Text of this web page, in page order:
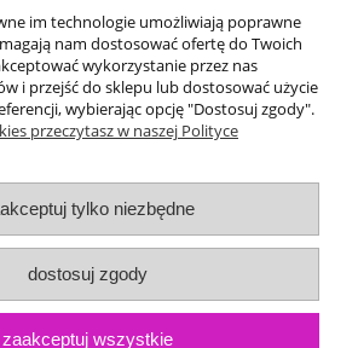
Moje konto
Gwarancja i zwroty
O firmie
im technologie umożliwiają poprawne
nam dostosować ofertę do Twoich
wykorzystanie przez nas
i przejść do sklepu lub dostosować użycie
wybierając opcję "Dostosuj zgody".
przeczytasz w naszej Polityce
tylko niezbędne
dostosuj zgody
zaakceptuj wszystkie